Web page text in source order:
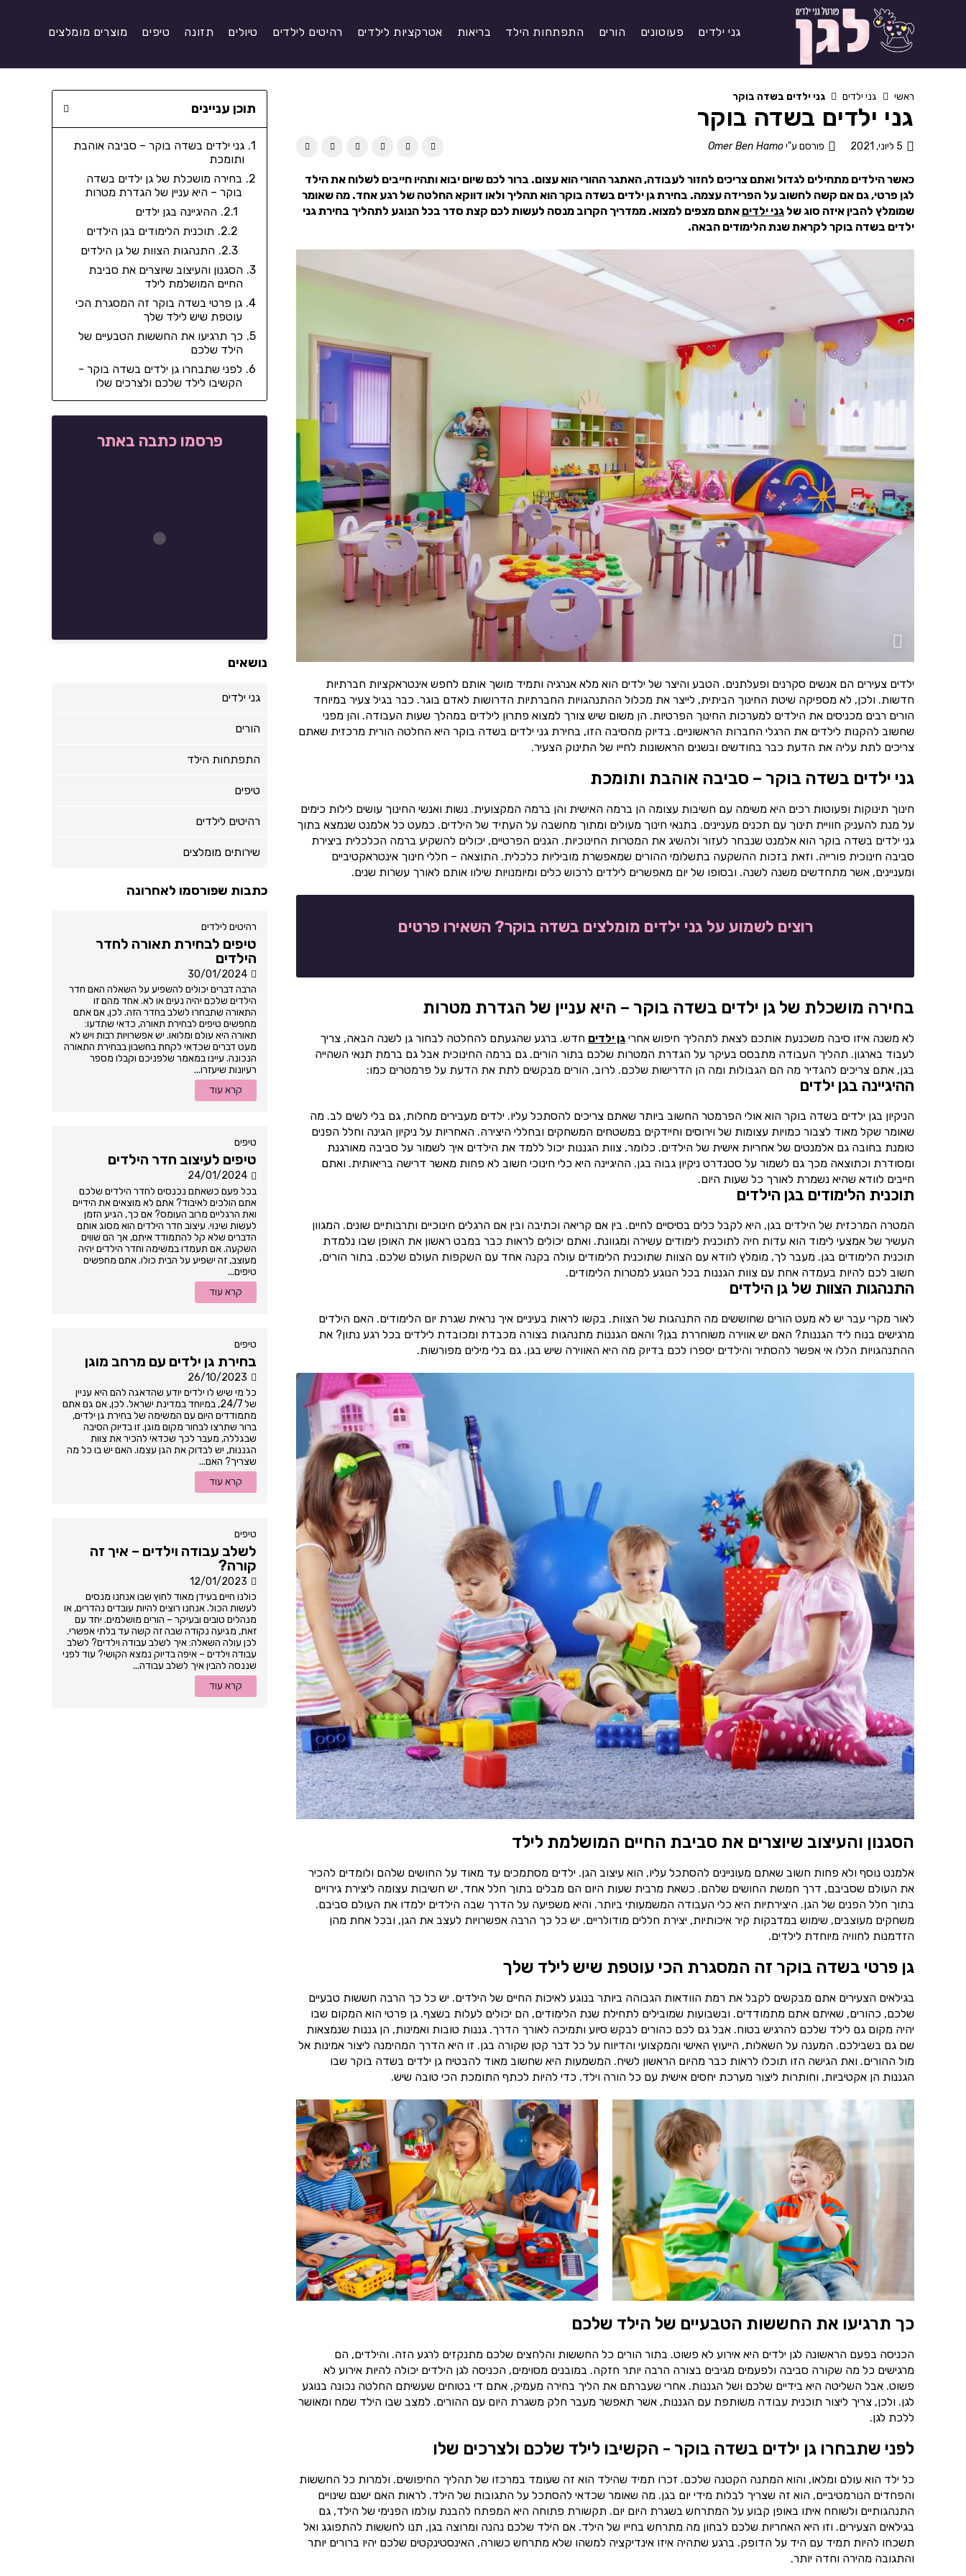
גני ילדים פעוטונים הורים התפתחות הילד בריאות אטרקציות לילדים רהיטים לילדים טיולים תזונה טיפים מוצרים מומלצים
ראשי גני ילדים גני ילדים בשדה בוקר
גני ילדים בשדה בוקר
5 ליוני, 2021 פורסם ע"יOmer Ben Hamo
כאשר הילדים מתחילים לגדול ואתם צריכים לחזור לעבודה, האתגר ההורי הוא עצום. ברור לכם שיום יבוא ותהיו חייבים לשלוח את הילד
לגן פרטי, גם אם קשה לחשוב על הפרידה עצמה. בחירת גן ילדים בשדה בוקר הוא תהליך ולאו דווקא החלטה של רגע אחד. מה שאומר
שמומלץ להבין איזה סוג של גני ילדים אתם מצפים למצוא. ממדריך הקרוב מנסה לעשות לכם קצת סדר בכל הנוגע לתהליך בחירת גני
ילדים בשדה בוקר לקראת שנת הלימודים הבאה.
ילדים צעירים הם אנשים סקרנים ופעלתנים. הטבע והיצר של ילדים הוא מלא אנרגיה ותמיד מושך אותם לחפש אינטראקציות חברתיות
חדשות. ולכן, לא מספיקה שיטת החינוך הביתית, לייצר את מכלול ההתנהגויות החברתיות הדרושות לאדם בוגר. כבר בגיל צעיר במיוחד
הורים רבים מכניסים את הילדים למערכות החינוך הפרטיות. הן משום שיש צורך למצוא פתרון לילדים במהלך שעות העבודה. והן מפני
שחשוב להקנות לילדים את הרגלי החברות הראשוניים. בדיוק מהסיבה הזו, בחירת גני ילדים בשדה בוקר היא החלטה הורית מרכזית שאתם
צריכים לתת עליה את הדעת כבר בחודשים ובשנים הראשונות לחייו של התינוק הצעיר.
גני ילדים בשדה בוקר – סביבה אוהבת ותומכת
חינוך תינוקות ופעוטות רכים היא משימה עם חשיבות עצומה הן ברמה האישית והן ברמה המקצועית. נשות ואנשי החינוך עושים לילות כימים
על מנת להעניק חוויית תינוך עם תכנים מעניינים. בתנאי חינוך מעולים ומתוך מחשבה על העתיד של הילדים. כמעט כל אלמנט שנמצא בתוך
גני ילדים בשדה בוקר הוא אלמנט שנבחר לעזור ולהשיג את המטרות החינוכיות. הגנים הפרטיים, יכולים להשקיע ברמה הכלכלית ביצירת
סביבה חינוכית פורייה. וזאת בזכות ההשקעה בתשלומי ההורים שמאפשרת מוביליות כלכלית. התוצאה – חללי חינוך אינטראקטיביים
ומעניינים, אשר מתחדשים משנה לשנה. ובסופו של יום מאפשרים לילדים לרכוש כלים ומיומנויות שילוו אותם לאורך עשרות שנים.
רוצים לשמוע על גני ילדים מומלצים בשדה בוקר? השאירו פרטים
בחירה מושכלת של גן ילדים בשדה בוקר – היא עניין של הגדרת מטרות
לא משנה איזו סיבה משכנעת אותכם לצאת לתהליך חיפוש אחרי גן ילדים חדש. ברגע שהגעתם להחלטה לבחור גן לשנה הבאה, צריך
לעבוד בארגון. תהליך העבודה מתבסס בעיקר על הגדרת המטרות שלכם בתור הורים. גם ברמה החינוכית אבל גם ברמת תנאי השהייה
בגן, אתם צריכים להגדיר מה הם הגבולות ומה הן הדרישות שלכם. לרוב, הורים מבקשים לתת את הדעת על פרמטרים כמו:
ההיגיינה בגן ילדים
הניקיון בגן ילדים בשדה בוקר הוא אולי הפרמטר החשוב ביותר שאתם צריכים להסתכל עליו. ילדים מעבירים מחלות, גם בלי לשים לב. מה
שאומר שקל מאוד לצבור כמויות עצומות של וירוסים וחיידקים במשטחים המשחקים ובחללי היצירה. האחריות על ניקיון הגינה וחלל הפנים
טומנת בחובה גם אלמנטים של אחריות אישית של הילדים. כלומר, צוות הגננות יכול ללמד את הילדים איך לשמור על סביבה מאורגנת
ומסודרת וכתוצאה מכך גם לשמור על סטנדרט ניקיון גבוה בגן. ההיגיינה היא כלי חינוכי חשוב לא פחות מאשר דרישה בריאותית. ואתם
חייבים לוודא שהיא נשמרת לאורך כל שעות היום.
תוכנית הלימודים בגן הילדים
המטרה המרכזית של הילדים בגן, היא לקבל כלים בסיסיים לחיים. בין אם קריאה וכתיבה ובין אם הרגלים חינוכיים ותרבותיים שונים. המגוון
העשיר של אמצעי לימוד הוא עדות חיה לתוכנית לימודים עשירה ומגוונת. ואתם יכולים לראות כבר במבט ראשון את האופן שבו נלמדת
תוכנית הלימודים בגן. מעבר לך, מומלץ לוודא עם הצוות שתוכנית הלימודים עולה בקנה אחד עם השקפות העולם שלכם. בתור הורים,
חשוב לכם להיות בעמדה אחת עם צוות הגננות בכל הנוגע למטרות הלימודים.
התנהגות הצוות של גן הילדים
לאור מקרי עבר יש לא מעט הורים שחוששים מה התנהגות של הצוות. בקשו לראות בעיניים איך נראית שגרת יום הלימודים. האם הילדים
מרגישים בנוח ליד הגננות? האם יש אווירה משוחררת בגן? והאם הגננות מתנהגות בצורה מכבדת ומכובדת לילדים בכל רגע נתון? את
ההתנהגויות הללו אי אפשר להסתיר והילדים יספרו לכם בדיוק מה היא האווירה שיש בגן. גם בלי מילים מפורשות.
הסגנון והעיצוב שיוצרים את סביבת החיים המושלמת לילד
אלמנט נוסף ולא פחות חשוב שאתם מעוניינים להסתכל עליו, הוא עיצוב הגן. ילדים מסתמכים עד מאוד על החושים שלהם ולומדים להכיר
את העולם שסביבם, דרך חמשת החושים שלהם. כשאת מרבית שעות היום הם מבלים בתוך חלל אחד, יש חשיבות עצומה ליצירת גירויים
בתוך חלל הפנים של הגן. היצירתיות היא כלי העבודה המשמעותי ביותר. והיא משפיעה על הדרך שבה הילדים ילמדו את העולם סביבם.
משחקים מעוצבים, שימוש במדבקות קיר איכותיות, יצירת חללים מודולריים. יש כל כך הרבה אפשרויות לעצב את הגן, ובכל אחת מהן
הזדמנות לחוויה מיוחדת לילדים.
גן פרטי בשדה בוקר זה המסגרת הכי עוטפת שיש לילד שלך
בגילאים הצעירים אתם מבקשים לקבל את רמת הוודאות הגבוהה ביותר בנוגע לאיכות החיים של הילדים. יש כל כך הרבה חששות טבעיים
שלכם, כהורים, שאיתם אתם מתמודדים. ובשבועות שמובילים לתחילת שנת הלימודים, הם יכולים לעלות בשצף. גן פרטי הוא המקום שבו
יהיה מקום גם לילד שלכם להרגיש בטוח. אבל גם לכם כהורים לבקש סיוע ותמיכה לאורך הדרך. גננות טובות ואמינות, הן גננות שנמצאות
שם גם בשבילכם. המענה על השאלות, הייעוץ האישי והמקצועי והדיווח על כל דבר קטן שקורה בגן. זו היא הדרך המהימנה ליצור אמינות אל
מול ההורים. ואת הגישה הזו תוכלו לראות כבר מהיום הראשון לשיח. המשמעות היא שחשוב מאוד להבטיח גן ילדים בשדה בוקר שבו
הגננות הן אקטיביות, וחותרות ליצור מערכת יחסים אישית עם כל הורה וילד. כדי להיות לכתף התומכת הכי טובה שיש.
כך תרגיעו את החששות הטבעיים של הילד שלכם
הכניסה בפעם הראשונה לגן ילדים היא אירוע לא פשוט. בתור הורים כל החששות והלחצים שלכם מתנקזים לרגע הזה. והילדים, הם
מרגישים כל מה שקורה סביבה ולפעמים מגיבים בצורה הרבה יותר חזקה. במובנים מסוימים, הכניסה לגן הילדים יכולה להיות אירוע לא
פשוט. אבל השליטה היא בידיים שלכם ושל הגננות. אחרי שעברתם את הליך בחירה מעמיק, אתם די בטוחים שעשיתם החלטה נכונה בנוגע
לגן. ולכן, צריך ליצור תוכנית עבודה משותפת עם הגננות, אשר תאפשר מעבר חלק משגרת היום עם ההורים. למצב שבו הילד שמח ומאושר
ללכת לגן.
לפני שתבחרו גן ילדים בשדה בוקר - הקשיבו לילד שלכם ולצרכים שלו
כל ילד הוא עולם ומלאו, והוא המתנה הקטנה שלכם. זכרו תמיד שהילד הוא זה שעומד במרכזו של תהליך החיפושים. ולמרות כל החששות
והפחדים הנורמטיביים, הוא זה שצריך לבלות מידי יום בגן. מה שאומר שכדאי להסתכל על התגובות של הילד. לראות האם ישנם שינויים
התנהגותיים ולשוחח איתו באופן קבוע על המתרחש בשגרת היום יום. תקשורת פתוחה היא המפתח להבנת עולמו הפנימי של הילד, גם
בגילאים הצעירים. וזו היא האחריות שלכם לבחון מה מתרחש בחייו של הילד. אם הילד שלכם נהנה ומרוצה בגן, תנו לחששות להתפוגג ואל
תשכחו להיות תמיד עם היד על הדופק. ברגע שתהיה איזו אינדיקציה למשהו שלא מתרחש כשורה, האינסטינקטים שלכם יהיו ברורים יותר
והתגובה מהירה וחדה יותר.
תוכן עניינים
גני ילדים בשדה בוקר – סביבה אוהבת
ותומכת
בחירה מושכלת של גן ילדים בשדה
בוקר – היא עניין של הגדרת מטרות
ההיגיינה בגן ילדים
תוכנית הלימודים בגן הילדים
התנהגות הצוות של גן הילדים
הסגנון והעיצוב שיוצרים את סביבת
החיים המושלמת לילד
גן פרטי בשדה בוקר זה המסגרת הכי
עוטפת שיש לילד שלך
כך תרגיעו את החששות הטבעיים של
הילד שלכם
לפני שתבחרו גן ילדים בשדה בוקר -
הקשיבו לילד שלכם ולצרכים שלו
פרסמו כתבה באתר
נושאים
גני ילדים
הורים
התפתחות הילד
טיפים
רהיטים לילדים
שירותים מומלצים
כתבות שפורסמו לאחרונה
רהיטים לילדים
טיפים לבחירת תאורה לחדר
הילדים
30/01/2024
הרבה דברים יכולים להשפיע על השאלה האם חדר
הילדים שלכם יהיה נעים או לא. אחד מהם זו
התאורה שתבחרו לשלב בחדר הזה. לכן, אם אתם
מחפשים טיפים לבחירת תאורה, כדאי שתדעו:
תאורה היא עולם ומלואו. יש אפשרויות רבות ויש לא
מעט דברים שכדאי לקחת בחשבון בבחירת התאורה
הנכונה. עיינו במאמר שלפניכם וקבלו מספר
רעיונות שיעזרו...
קרא עוד
טיפים
טיפים לעיצוב חדר הילדים
24/01/2024
בכל פעם כשאתם נכנסים לחדר הילדים שלכם
אתם הולכים לאיבוד? אתם לא מוצאים את הידיים
ואת הרגליים מרוב העומס? אם כך, הגיע הזמן
לעשות שינוי. עיצוב חדר הילדים הוא מסוג אותם
הדברים שלא קל להתמודד איתם, אך הם שווים
השקעה. אם תעמדו במשימה וחדר הילדים יהיה
מעוצב, זה ישפיע על הבית כולו. אתם מחפשים
טיפים...
קרא עוד
טיפים
בחירת גן ילדים עם מרחב מוגן
26/10/2023
כל מי שיש לו ילדים יודע שהדאגה להם היא עניין
של 24/7, במיוחד במדינת ישראל. לכן, אם גם אתם
מתמודדים היום עם המשימה של בחירת גן ילדים,
ברור שתרצו לבחור מקום מוגן. זו בדיוק הסיבה
שבגללה, מעבר לכך שכדאי להכיר את צוות
הגננות, יש לבדוק את הגן עצמו. האם יש בו כל מה
שצריך? האם...
קרא עוד
טיפים
לשלב עבודה וילדים – איך זה
קורה?
12/01/2023
כולנו חיים בעידן מאוד לחוץ שבו אנחנו מנסים
לעשות הכול. אנחנו רוצים להיות עובדים נהדרים, או
מנהלים טובים ובעיקר – הורים מושלמים. יחד עם
זאת, מגיעה נקודה שבה זה קשה עד בלתי אפשרי.
לכן עולה השאלה: איך לשלב עבודה וילדים? לשלב
עבודה וילדים – איפה בדיוק נמצא הקושי? עוד לפני
שננסה להבין איך לשלב עבודה...
קרא עוד